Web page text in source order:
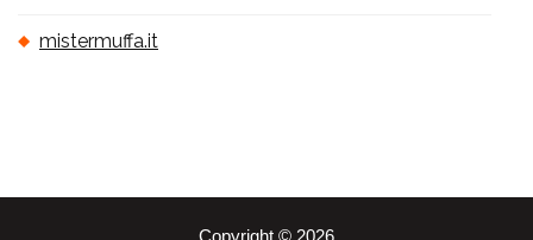
mistermuffa.it
Copyright © 2026